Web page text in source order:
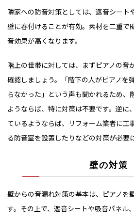
隣家への防音対策としては、遮音シート
壁に春付けることが有効。素材を二重で
音効果が高くなります。
階上の世帯に対しては、まずピアノの音
確認しましょう。「階下の人がピアノを
らなかった」という声も聞かれるため、
ようならば、特に対策は不要です。逆に
ているようならば、リフォーム業者に工
る防音室を設置したりなどの対策が必要
壁の対策
壁からの音漏れ対策の基本は、ピアノを
す。その上で、遮音シートや吸音パネル